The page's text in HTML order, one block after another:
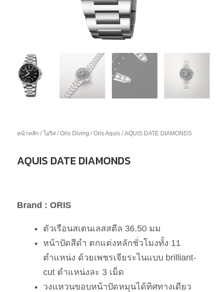
หน้าหลัก /โอริส /Oris Diving /Oris Aquis / AQUIS DATE DIAMONDS
AQUIS DATE DIAMONDS
Brand : ORIS
ตัวเรือนสเตนเลสสตีล 36.50 มม
หน้าปัดสีดำ ตกแต่งหลักชั่วโมงทั้ง 11
ตำแหน่ง ด้วยเพชรเจียระไนแบบ brilliant-
cut ตำแหน่งละ 3 เม็ด
วงแหวนขอบหน้าปัดหมุนได้ทิศทางเดียว